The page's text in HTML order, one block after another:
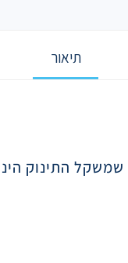
תיאור